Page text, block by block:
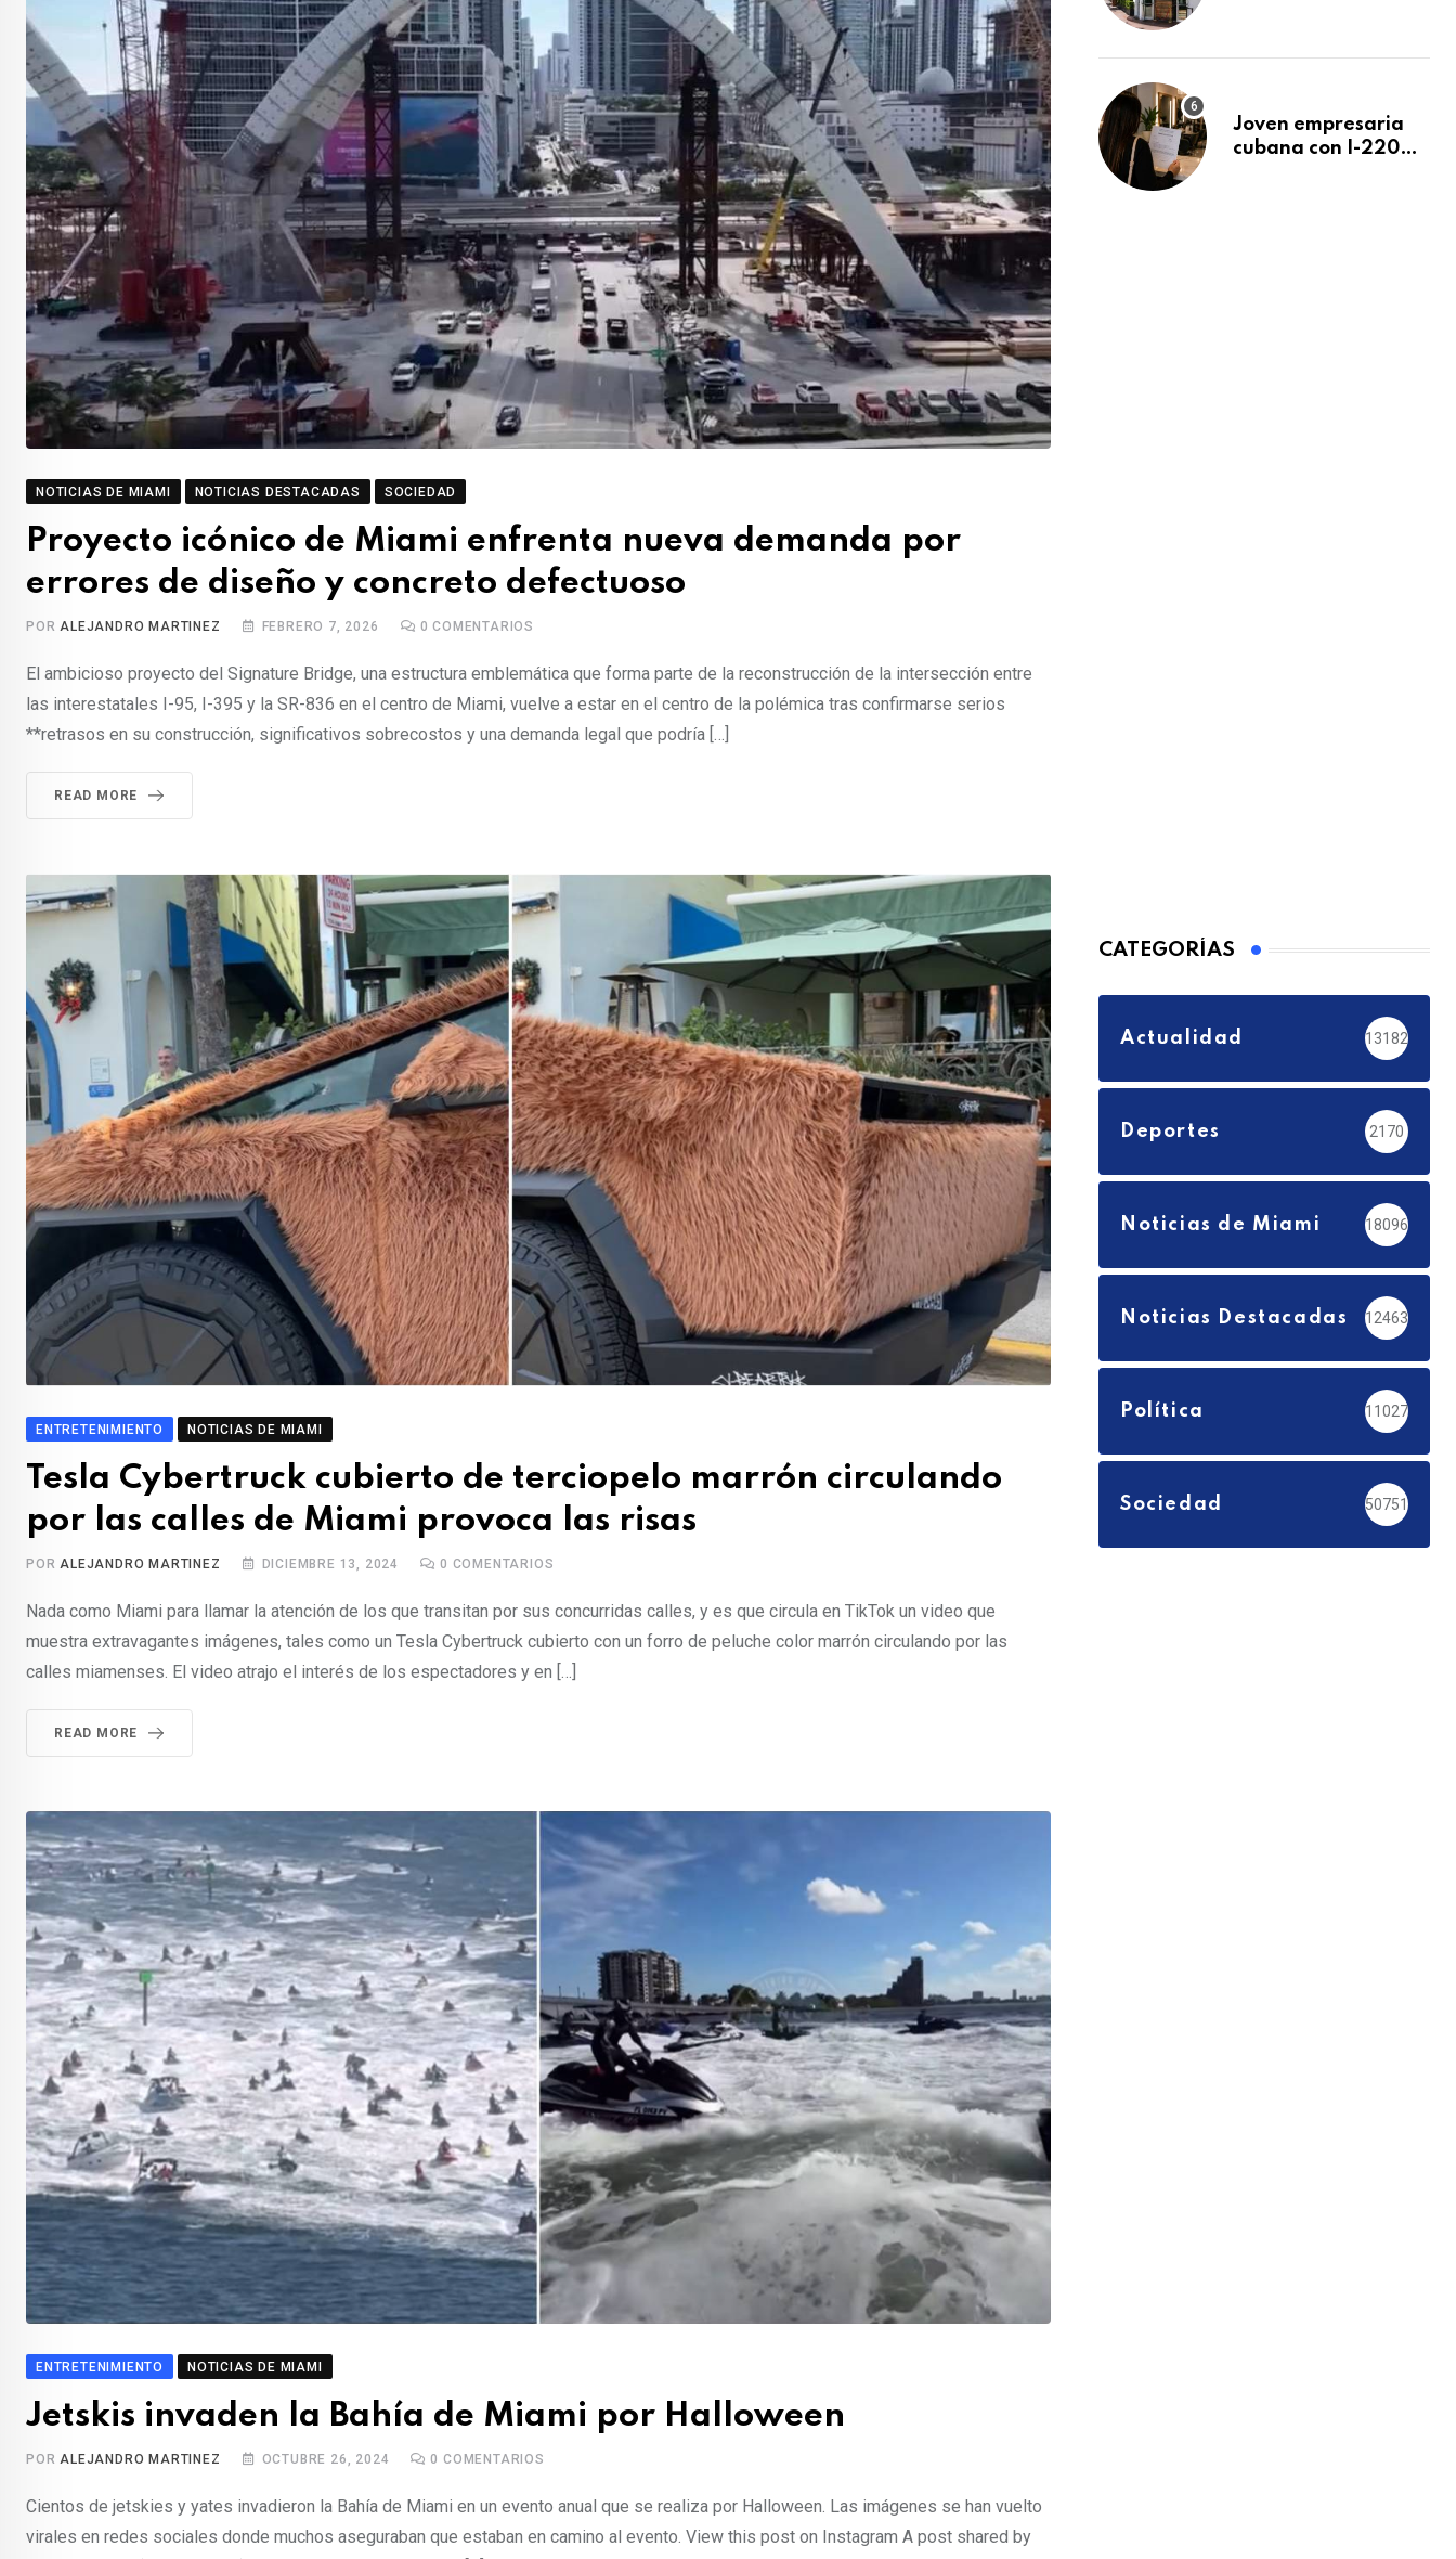
NOTICIAS DE MIAMI NOTICIAS DESTACADAS SOCIEDAD
Proyecto icónico de Miami enfrenta nueva demanda por
errores de diseño y concreto defectuoso
PORALEJANDRO MARTINEZ FEBRERO 7, 2026 0 COMENTARIOS
El ambicioso proyecto del Signature Bridge, una estructura emblemática que forma parte de la reconstrucción de la intersección entre
las interestatales I-95, I-395 y la SR-836 en el centro de Miami, vuelve a estar en el centro de la polémica tras confirmarse serios
**retrasos en su construcción, significativos sobrecostos y una demanda legal que podría […]
READ MORE
ENTRETENIMIENTO NOTICIAS DE MIAMI
Tesla Cybertruck cubierto de terciopelo marrón circulando
por las calles de Miami provoca las risas
PORALEJANDRO MARTINEZ DICIEMBRE 13, 2024 0 COMENTARIOS
Nada como Miami para llamar la atención de los que transitan por sus concurridas calles, y es que circula en TikTok un video que
muestra extravagantes imágenes, tales como un Tesla Cybertruck cubierto con un forro de peluche color marrón circulando por las
calles miamenses. El video atrajo el interés de los espectadores y en […]
READ MORE
ENTRETENIMIENTO NOTICIAS DE MIAMI
Jetskis invaden la Bahía de Miami por Halloween
PORALEJANDRO MARTINEZ OCTUBRE 26, 2024 0 COMENTARIOS
Cientos de jetskies y yates invadieron la Bahía de Miami en un evento anual que se realiza por Halloween. Las imágenes se han vuelto
virales en redes sociales donde muchos aseguraban que estaban en camino al evento. View this post on Instagram A post shared by
después de 15 años
Joven empresaria
cubana con I-220A
CATEGORÍAS
Actualidad 13182
Deportes 2170
Noticias de Miami 18096
Noticias Destacadas 12463
Política 11027
Sociedad 50751